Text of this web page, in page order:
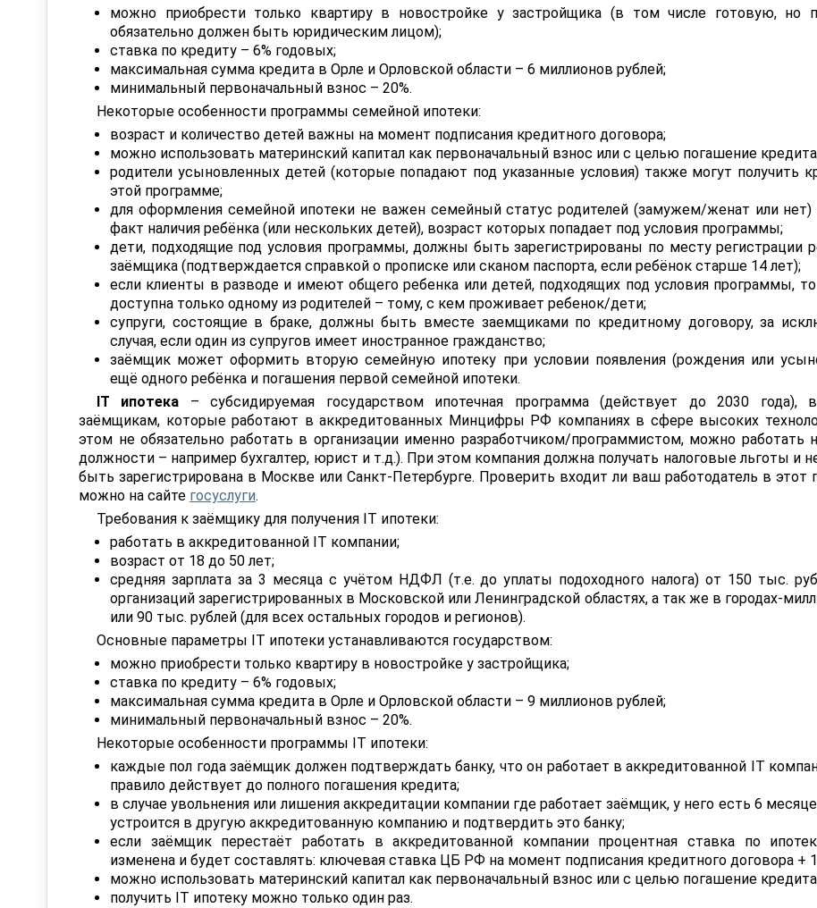
можно приобрести только квартиру в новостройке у застройщика (в том числе готовую, но
обязательно должен быть юридическим лицом);
ставка по кредиту – 6% годовых;
максимальная сумма кредита в Орле и Орловской области – 6 миллионов рублей;
минимальный первоначальный взнос – 20%.
Некоторые особенности программы семейной ипотеки:
возраст и количество детей важны на момент подписания кредитного договора;
можно использовать материнский капитал как первоначальный взнос или с целью погашение
родители усыновленных детей (которые попадают под указанные условия) также могут получить
этой программе;
для оформления семейной ипотеки не важен семейный статус родителей (замужем/женат или
факт наличия ребёнка (или нескольких детей), возраст которых попадает под условия программы;
дети, подходящие под условия программы, должны быть зарегистрированы по месту регистрации
заёмщика (подтверждается справкой о прописке или сканом паспорта, если ребёнок старше 14 лет);
если клиенты в разводе и имеют общего ребенка или детей, подходящих под условия программы,
доступна только одному из родителей – тому, с кем проживает ребенок/дети;
cупруги, состоящие в браке, должны быть вместе заемщиками по кредитному договору, за
случая, если один из супругов имеет иностранное гражданство;
заёмщик может оформить вторую семейную ипотеку при условии появления (рождения или
ещё одного ребёнка и погашения первой семейной ипотеки.
IT ипотека – субсидируемая государством ипотечная программа (действует до 2030 года),
заёмщикам, которые работают в аккредитованных Минцифры РФ компаниях в сфере высоких
этом не обязательно работать в организации именно разработчиком/программистом, можно работать
должности – например бухгалтер, юрист и т.д.). При этом компания должна получать налоговые льготы и
быть зарегистрирована в Москве или Санкт-Петербурге. Проверить входит ли ваш работодатель в этот
можно на сайте госуслуги.
Требования к заёмщику для получения IT ипотеки:
работать в аккредитованной IT компании;
возраст от 18 до 50 лет;
средняя зарплата за 3 месяца с учётом НДФЛ (т.е. до уплаты подоходного налога) от 150 тыс.
организаций зарегистрированных в Московской или Ленинградской областях, а так же в городах-
или 90 тыс. рублей (для всех остальных городов и регионов).
Основные параметры IT ипотеки устанавливаются государством:
можно приобрести только квартиру в новостройке у застройщика;
ставка по кредиту – 6% годовых;
максимальная сумма кредита в Орле и Орловской области – 9 миллионов рублей;
минимальный первоначальный взнос – 20%.
Некоторые особенности программы IT ипотеки:
каждые пол года заёмщик должен подтверждать банку, что он работает в аккредитованной IT
правило действует до полного погашения кредита;
в случае увольнения или лишения аккредитации компании где работает заёмщик, у него есть 6
устроится в другую аккредитованную компанию и подтвердить это банку;
если заёмщик перестаёт работать в аккредитованной компании процентная ставка по
изменена и будет составлять: ключевая ставка ЦБ РФ на момент подписания кредитного договора +
можно использовать материнский капитал как первоначальный взнос или с целью погашение
получить IT ипотеку можно только один раз.